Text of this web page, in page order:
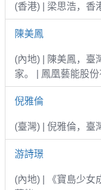
(香港) | 梁思浩，香
陳美鳳
(內地) | 陳美鳳，臺
家。 | 鳳凰藝能股份
倪雅倫
(臺灣) | 倪雅倫，臺
游詩璟
(內地) | 《寶島少女